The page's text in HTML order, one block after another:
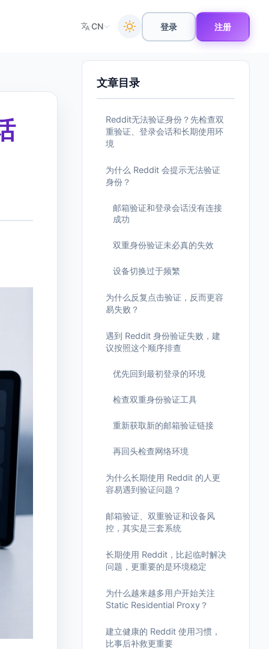
CN 登录 注册
文章目录
Reddit无法验证身份？先检查双
重验证、登录会话和长期使用环
境
为什么 Reddit 会提示无法验证
身份？
邮箱验证和登录会话没有连接
成功
双重身份验证未必真的失效
设备切换过于频繁
为什么反复点击验证，反而更容
易失败？
遇到 Reddit 身份验证失败，建
议按照这个顺序排查
优先回到最初登录的环境
检查双重身份验证工具
重新获取新的邮箱验证链接
再回头检查网络环境
为什么长期使用 Reddit 的人更
容易遇到验证问题？
邮箱验证、双重验证和设备风
控，其实是三套系统
长期使用 Reddit，比起临时解决
问题，更重要的是环境稳定
为什么越来越多用户开始关注
Static Residential Proxy？
建立健康的 Reddit 使用习惯，
比事后补救更重要